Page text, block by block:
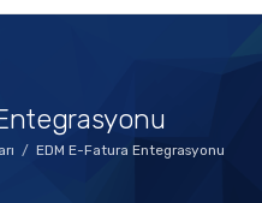
EDM E-Fatura Entegrasyonu